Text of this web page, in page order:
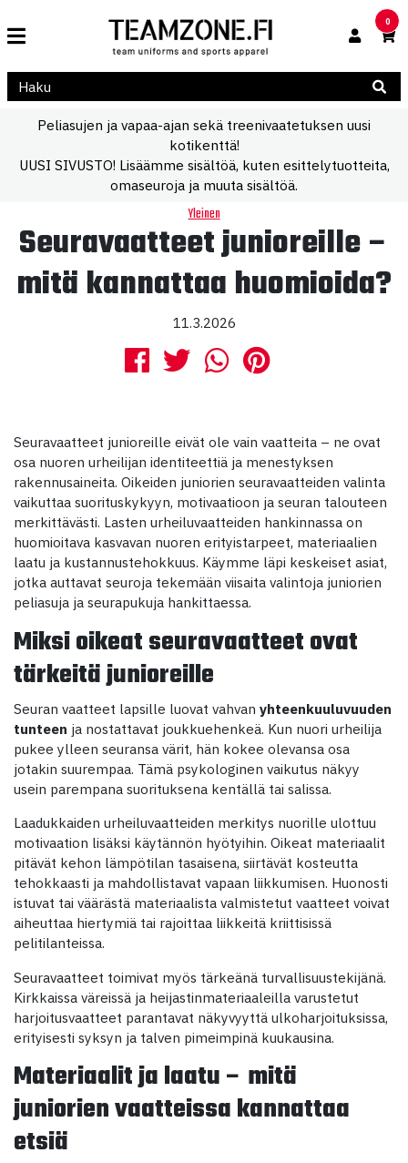
0
Peliasujen ja vapaa-ajan sekä treenivaatetuksen uusi
kotikenttä!
UUSI SIVUSTO! Lisäämme sisältöä, kuten esittelytuotteita,
omaseuroja ja muuta sisältöä.
Yleinen
Seuravaatteet junioreille –
mitä kannattaa huomioida?
11.3.2026
Seuravaatteet junioreille eivät ole vain vaatteita – ne ovat
osa nuoren urheilijan identiteettiä ja menestyksen
rakennusaineita. Oikeiden juniorien seuravaatteiden valinta
vaikuttaa suorituskykyyn, motivaatioon ja seuran talouteen
merkittävästi. Lasten urheiluvaatteiden hankinnassa on
huomioitava kasvavan nuoren erityistarpeet, materiaalien
laatu ja kustannustehokkuus. Käymme läpi keskeiset asiat,
jotka auttavat seuroja tekemään viisaita valintoja juniorien
peliasuja ja seurapukuja hankittaessa.
Miksi oikeat seuravaatteet ovat
tärkeitä junioreille
Seuran vaatteet lapsille luovat vahvan yhteenkuuluvuuden
tunteen ja nostattavat joukkuehenkeä. Kun nuori urheilija
pukee ylleen seuransa värit, hän kokee olevansa osa
jotakin suurempaa. Tämä psykologinen vaikutus näkyy
usein parempana suorituksena kentällä tai salissa.
Laadukkaiden urheiluvaatteiden merkitys nuorille ulottuu
motivaation lisäksi käytännön hyötyihin. Oikeat materiaalit
pitävät kehon lämpötilan tasaisena, siirtävät kosteutta
tehokkaasti ja mahdollistavat vapaan liikkumisen. Huonosti
istuvat tai väärästä materiaalista valmistetut vaatteet voivat
aiheuttaa hiertymiä tai rajoittaa liikkeitä kriittisissä
pelitilanteissa.
Seuravaatteet toimivat myös tärkeänä turvallisuustekijänä.
Kirkkaissa väreissä ja heijastinmateriaaleilla varustetut
harjoitusvaatteet parantavat näkyvyyttä ulkoharjoituksissa,
erityisesti syksyn ja talven pimeimpinä kuukausina.
Materiaalit ja laatu – mitä
juniorien vaatteissa kannattaa
etsiä